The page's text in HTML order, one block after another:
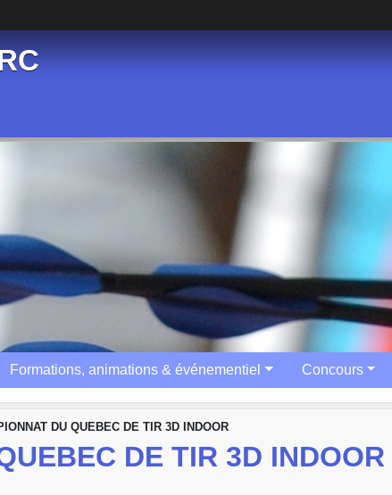
Formations, animations & événementiel Concours
DU QUEBEC DE TIR 3D INDOOR
DE TIR 3D INDOOR